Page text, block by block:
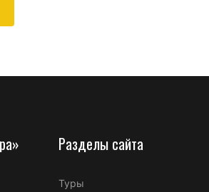
Разделы сайта
Туры